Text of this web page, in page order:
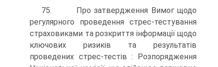
75. Про затвердження Вимог щодо
регулярного проведення стрес-тестування
страховиками та розкриття інформації щодо
клю­чових ризиків та результатів
проведених стрес-тестів : Розпо­рядження